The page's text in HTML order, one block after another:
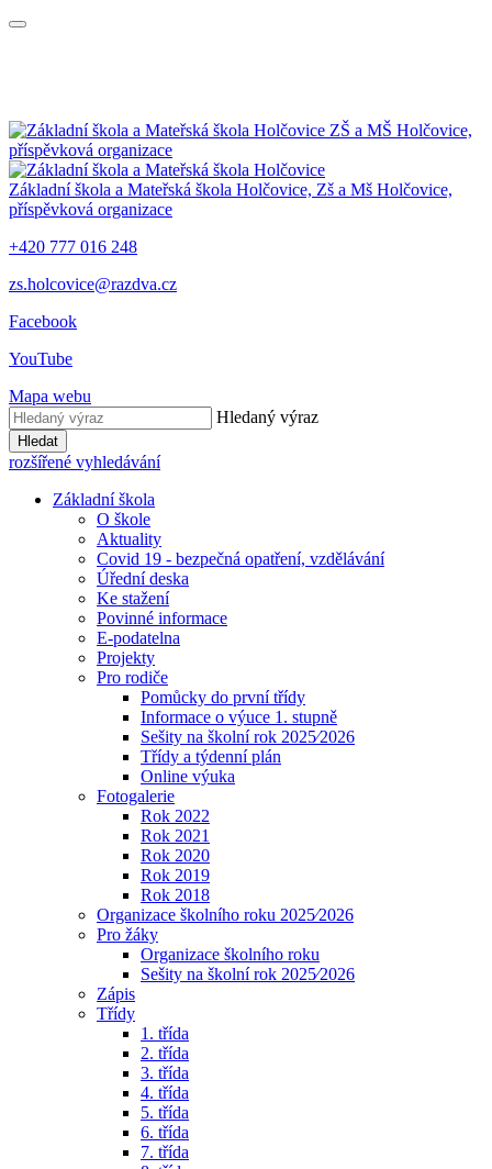
ZŠ a MŠ Holčovice,
příspěvková organizace
Základní škola a Mateřská škola Holčovice, Zš a Mš Holčovice,
příspěvková organizace
+420 777 016 248
zs.holcovice@razdva.cz
Facebook
YouTube
Mapa webu
Hledaný výraz
Hledat
rozšířené vyhledávání
Základní škola
O škole
Aktuality
Covid 19 - bezpečná opatření, vzdělávání
Úřední deska
Ke stažení
Povinné informace
E-podatelna
Projekty
Pro rodiče
Pomůcky do první třídy
Informace o výuce 1. stupně
Sešity na školní rok 2025⁄2026
Třídy a týdenní plán
Online výuka
Fotogalerie
Rok 2022
Rok 2021
Rok 2020
Rok 2019
Rok 2018
Organizace školního roku 2025⁄2026
Pro žáky
Organizace školního roku
Sešity na školní rok 2025⁄2026
Zápis
Třídy
1. třída
2. třída
3. třída
4. třída
5. třída
6. třída
7. třída